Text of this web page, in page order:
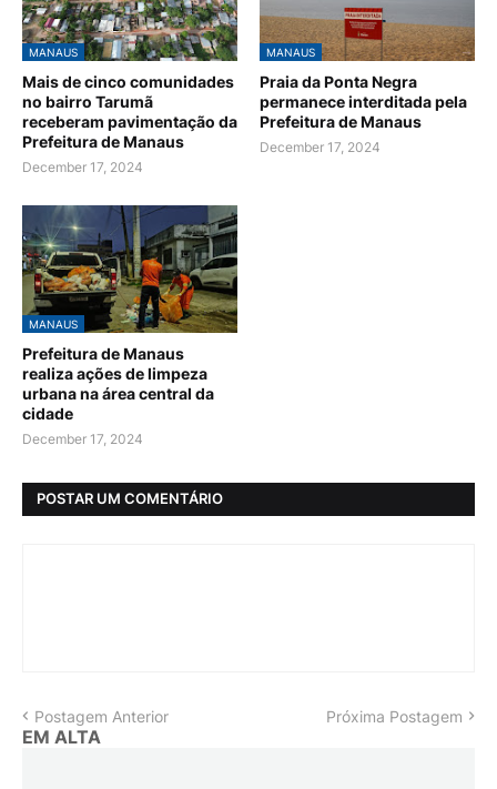
MANAUS
Mais de cinco comunidades
no bairro Tarumã
receberam pavimentação da
Prefeitura de Manaus
December 17, 2024
MANAUS
Praia da Ponta Negra
permanece interditada pela
Prefeitura de Manaus
December 17, 2024
MANAUS
Prefeitura de Manaus
realiza ações de limpeza
urbana na área central da
cidade
December 17, 2024
POSTAR UM COMENTÁRIO
Postagem Anterior Próxima Postagem
EM ALTA